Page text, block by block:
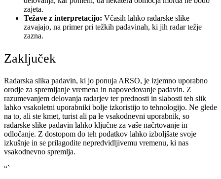
zajeta.
Težave z interpretacijo: Včasih lahko radarske slike
zavajajo, na primer pri težkih padavinah, ki jih radar težje
zazna.
Zaključek
Radarska slika padavin, ki jo ponuja ARSO, je izjemno uporabno
orodje za spremljanje vremena in napovedovanje padavin. Z
razumevanjem delovanja radarjev ter prednosti in slabosti teh slik
lahko vsakoletni uporabniki bolje izkoristijo to tehnologijo. Ne glede
na to, ali ste kmet, turist ali pa le vsakodnevni uporabnik, so
radarske slike padavin lahko ključne za vaše načrtovanje in
odločanje. Z dostopom do teh podatkov lahko izboljšate svoje
izkušnje in se prilagodite nepredvidljivemu vremenu, ki nas
vsakodnevno spremlja.
“`